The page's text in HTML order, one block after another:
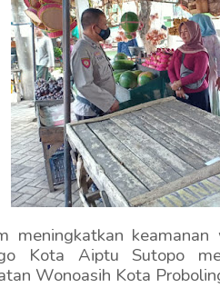
meningkatkan
Kota Aiptu Sutopo
Wonoasih Kota